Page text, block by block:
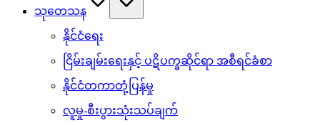
သုတေသန
နိုင်ငံရေး
ငြိမ်းချမ်းရေးနှင့် ပဋိပက္ခဆိုင်ရာ အစီရင်ခံစာ
နိုင်ငံတကာတုံ့ပြန်မှု
လူမှု-စီးပွားသုံးသပ်ချက်